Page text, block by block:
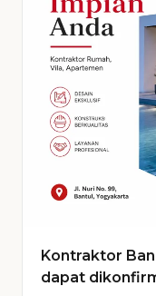
Kontraktor
dapat